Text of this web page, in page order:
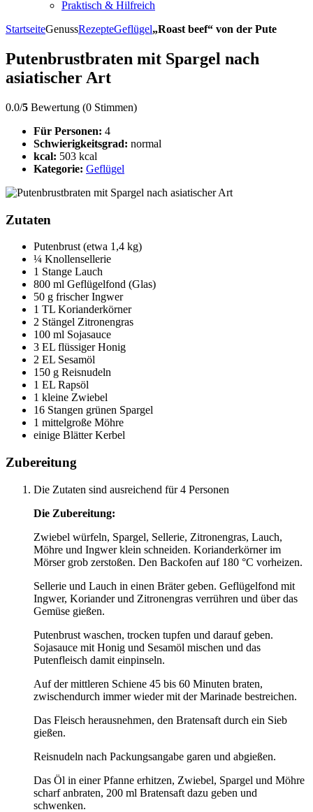
Praktisch & Hilfreich
StartseiteGenussRezepteGeflügel„Roast beef“ von der Pute
Putenbrustbraten mit Spargel nach
asiatischer Art
0.0/5 Bewertung (0 Stimmen)
Für Personen: 4
Schwierigkeitsgrad: normal
kcal: 503 kcal
Kategorie: Geflügel
Zutaten
Putenbrust (etwa 1,4 kg)
¼ Knollensellerie
1 Stange Lauch
800 ml Geflügelfond (Glas)
50 g frischer Ingwer
1 TL Korianderkörner
2 Stängel Zitronengras
100 ml Sojasauce
3 EL flüssiger Honig
2 EL Sesamöl
150 g Reisnudeln
1 EL Rapsöl
1 kleine Zwiebel
16 Stangen grünen Spargel
1 mittelgroße Möhre
einige Blätter Kerbel
Zubereitung
Die Zutaten sind ausreichend für 4 Personen
Die Zubereitung:
Zwiebel würfeln, Spargel, Sellerie, Zitronengras, Lauch,
Möhre und Ingwer klein schneiden. Korianderkörner im
Mörser grob zerstoßen. Den Backofen auf 180 °C vorheizen.
Sellerie und Lauch in einen Bräter geben. Geflügelfond mit
Ingwer, Koriander und Zitronengras verrühren und über das
Gemüse gießen.
Putenbrust waschen, trocken tupfen und darauf geben.
Sojasauce mit Honig und Sesamöl mischen und das
Putenfleisch damit einpinseln.
Auf der mittleren Schiene 45 bis 60 Minuten braten,
zwischendurch immer wieder mit der Marinade bestreichen.
Das Fleisch herausnehmen, den Bratensaft durch ein Sieb
gießen.
Reisnudeln nach Packungsangabe garen und abgießen.
Das Öl in einer Pfanne erhitzen, Zwiebel, Spargel und Möhre
scharf anbraten, 200 ml Bratensaft dazu geben und
schwenken.